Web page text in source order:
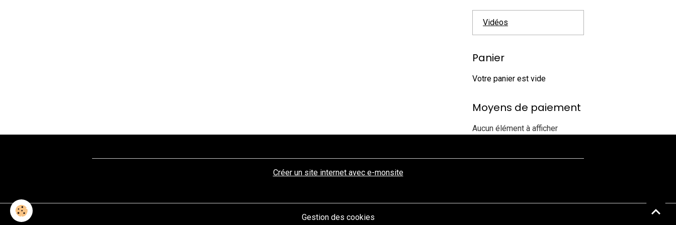
Vidéos
Panier
Votre panier est vide
Moyens de paiement
Aucun élément à afficher
Créer un site internet avec e-monsite
Gestion des cookies